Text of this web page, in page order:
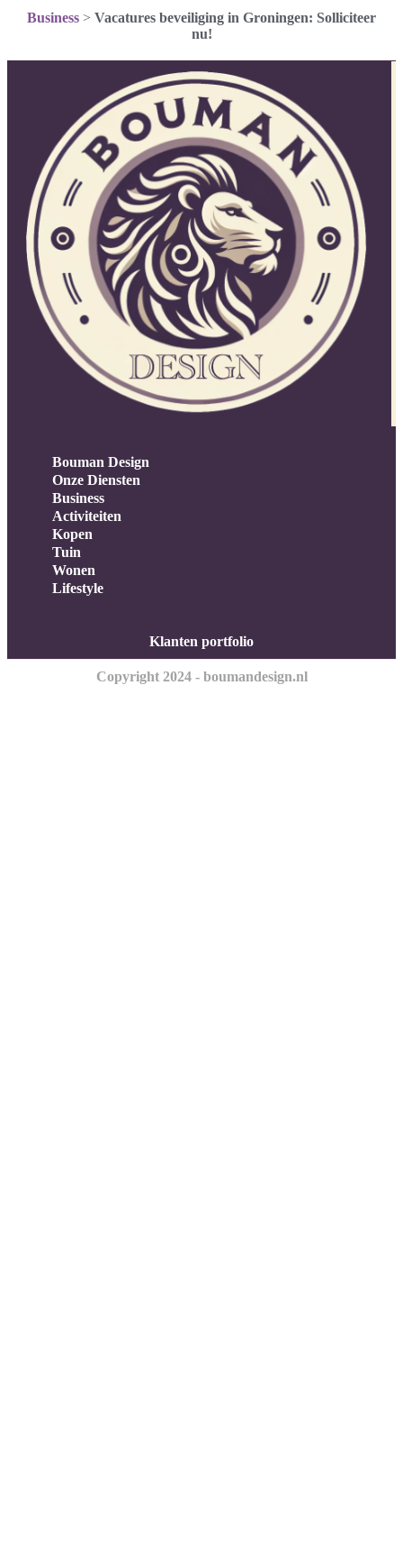
Business > Vacatures beveiliging in Groningen: Solliciteer
nu!
Bouman Design
Onze Diensten
Business
Activiteiten
Kopen
Tuin
Wonen
Lifestyle
Klanten portfolio
Copyright 2024 - boumandesign.nl